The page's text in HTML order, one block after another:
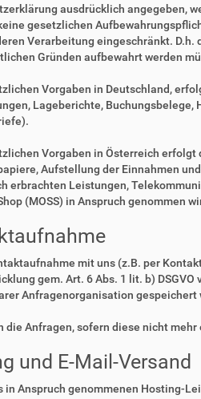
ausdrücklich angegeben,
gesetzlichen
Verarbeitung eingeschränkt.
Gründen aufbewahrt werden
Vorgaben in Deutschland,
Lageberichte, Buchungsbelege,
Vorgaben in Österreich
Aufstellung der Einnahmen
erbrachten Leistungen,
(MOSS) in Anspruch genommen
mit uns (z.B. per
gem. Art. 6 Abs. 1 lit. b)
Anfragenorganisation gespeichert
die Anfragen, sofern diese nicht
und E-Mail-Versand
in Anspruch genommenen Hosting-